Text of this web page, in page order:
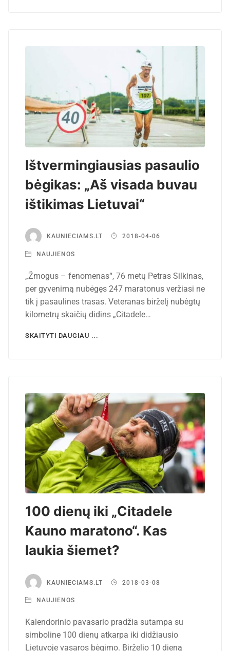
Ištvermingiausias pasaulio
bėgikas: „Aš visada buvau
ištikimas Lietuvai“
KAUNIECIAMS.LT 2018-04-06
NAUJIENOS
„Žmogus – fenomenas“, 76 metų Petras Silkinas,
per gyvenimą nubėgęs 247 maratonus veržiasi ne
tik į pasaulines trasas. Veteranas birželį nubėgtų
kilometrų skaičių didins „Citadele…
SKAITYTI DAUGIAU ...
100 dienų iki „Citadele
Kauno maratono“. Kas
laukia šiemet?
KAUNIECIAMS.LT 2018-03-08
NAUJIENOS
Kalendorinio pavasario pradžia sutampa su
simboline 100 dienų atkarpa iki didžiausio
Lietuvoje vasaros bėgimo. Birželio 10 dieną